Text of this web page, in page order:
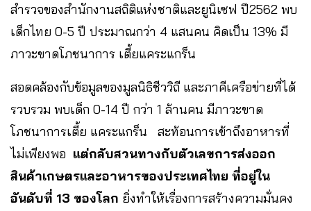
สำรวจของสำนักงานสถิติแห่งชาติและยูนิเซฟ ปี2562 พบ
เด็กไทย 0-5 ปี ประมาณกว่า 4 แสนคน คิดเป็น 13% มี
ภาวะขาดโภชนาการ เตี้ยแคระแกร็น
สอดคล้องกับข้อมูลของมูลนิธิชีววิถี และภาคีเครือข่ายที่ได้
รวบรวม พบเด็ก 0-14 ปี กว่า 1 ล้านคน มีภาวะขาด
โภชนาการเตี้ย แคระแกร็น สะท้อนการเข้าถึงอาหารที่
ไม่เพียงพอ แต่กลับสวนทางกับตัวเลขการส่งออก
สินค้าเกษตรและอาหารของประเทศไทย ที่อยู่ใน
อันดับที่ 13 ของโลก ยิ่งทำให้เรื่องการสร้างความมั่นคง